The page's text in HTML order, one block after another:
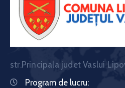
str.Principala judet Vaslui
Program de lucru: